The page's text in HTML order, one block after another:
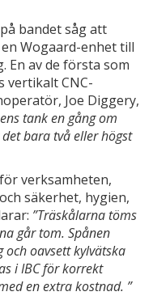
på bandet såg att
Wogaard-enhet till
En av de första som
vertikalt CNC-
Joe Diggery,
tank en gång om
bara två eller högst
verksamheten,
säkerhet, hygien,
”Träskålarna töms
går tom. Spånen
oavsett kylvätska
i IBC för korrekt
en extra kostnad. ”